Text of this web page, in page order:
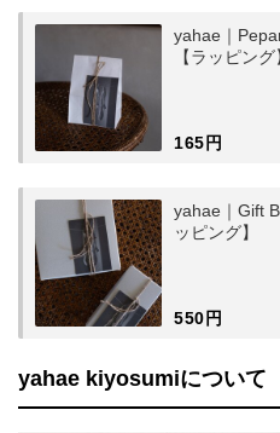
yahae｜
【ラッピング
165円
yahae｜Gift
ッピング】
550円
yahae kiyosumiについて